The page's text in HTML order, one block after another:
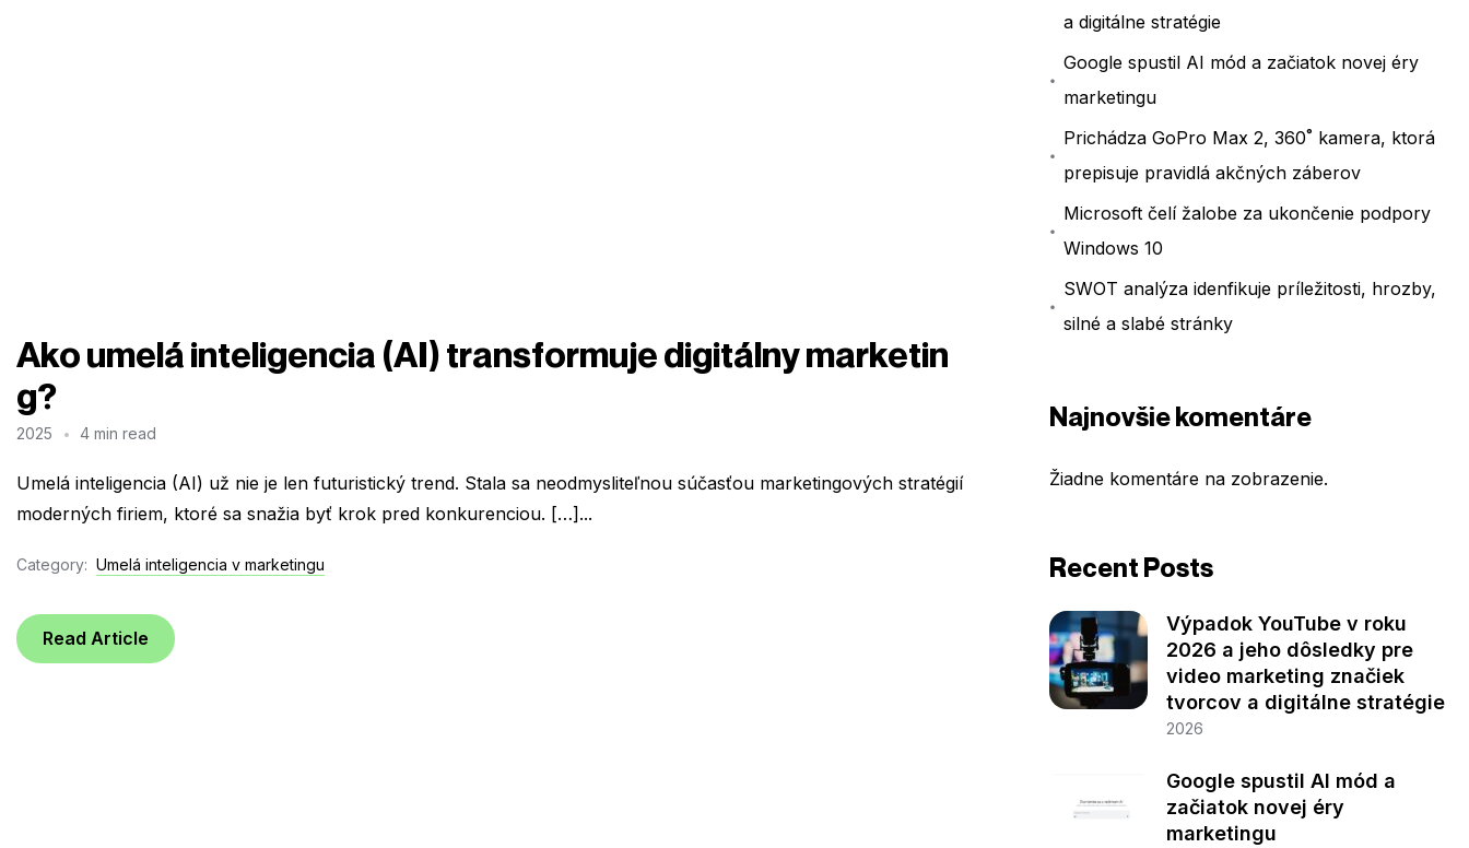
Ako umelá inteligencia (AI) transformuje digitálny marketin
g?
2025 4 min read
Umelá inteligencia (AI) už nie je len futuristický trend. Stala sa neodmysliteľnou súčasťou marketingových stratégií
moderných firiem, ktoré sa snažia byť krok pred konkurenciou. […]...
Category: Umelá inteligencia v marketingu
Read Article
a digitálne stratégie
Google spustil AI mód a začiatok novej éry
marketingu
Prichádza GoPro Max 2, 360˚ kamera, ktorá
prepisuje pravidlá akčných záberov
Microsoft čelí žalobe za ukončenie podpory
Windows 10
SWOT analýza idenfikuje príležitosti, hrozby,
silné a slabé stránky
Najnovšie komentáre
Žiadne komentáre na zobrazenie.
Recent Posts
Výpadok YouTube v roku
2026 a jeho dôsledky pre
video marketing značiek
tvorcov a digitálne stratégie
2026
Google spustil AI mód a
začiatok novej éry
marketingu